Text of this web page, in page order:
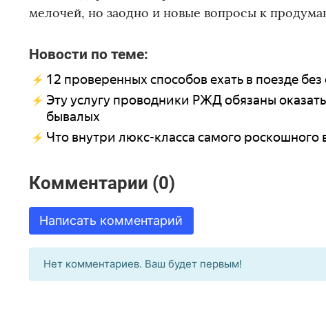
мелочей, но заодно и новые вопросы к
Новости по теме:
12 проверенных способов ехать в поезде без
Эту услугу проводники РЖД обязаны
бывалых
Что внутри люкс-класса самого
Комментарии (0)
Написать комментарий
Нет комментариев. Ваш будет первым!